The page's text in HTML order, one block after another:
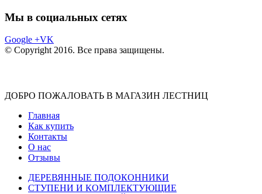
Мы в социальных сетях
Google +VK
© Copyright 2016. Все права защищены.
ДОБРО ПОЖАЛОВАТЬ В МАГАЗИН ЛЕСТНИЦ
Главная
Как купить
Контакты
О нас
Отзывы
ДЕРЕВЯННЫЕ ПОДОКОННИКИ
СТУПЕНИ И КОМПЛЕКТУЮЩИЕ